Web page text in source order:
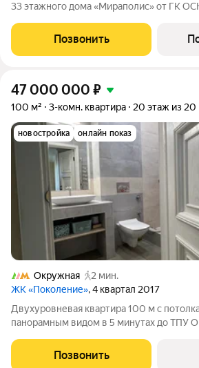
33 этажного дома «Мираполис» от ГК
отдыха и жизни. Проект состоит из
авторскими стеклянными
Позвонить
47 000 000 ₽
100 м² 3-комн. квартира 20 этаж из 20
новостройка онлайн показ
Окружная
2 мин.
ЖК «Поколение», 4 квартал 2017
Двухуровневая квартира 100 м с
панорамным видом в 5 минутах до ТПУ
отказаться от преимуществ городской
может стать именно тем вариантом,
Позвонить